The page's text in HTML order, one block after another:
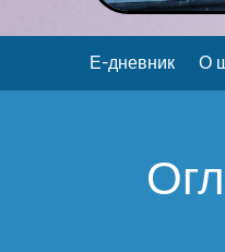
Е-дневник О